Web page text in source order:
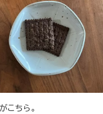
こちら。